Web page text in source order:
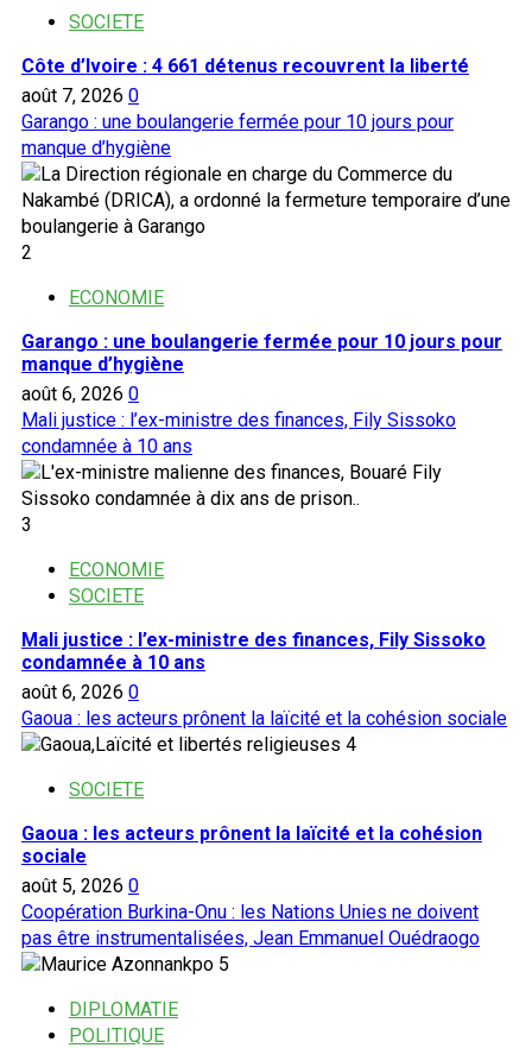
SOCIETE
Côte d’Ivoire : 4 661 détenus recouvrent la liberté
août 7, 2026 0
Garango : une boulangerie fermée pour 10 jours pour
manque d’hygiène
2
ECONOMIE
Garango : une boulangerie fermée pour 10 jours pour
manque d’hygiène
août 6, 2026 0
Mali justice : l’ex-ministre des finances, Fily Sissoko
condamnée à 10 ans
3
ECONOMIE
SOCIETE
Mali justice : l’ex-ministre des finances, Fily Sissoko
condamnée à 10 ans
août 6, 2026 0
Gaoua : les acteurs prônent la laïcité et la cohésion sociale
4
SOCIETE
Gaoua : les acteurs prônent la laïcité et la cohésion
sociale
août 5, 2026 0
Coopération Burkina-Onu : les Nations Unies ne doivent
pas être instrumentalisées, Jean Emmanuel Ouédraogo
5
DIPLOMATIE
POLITIQUE